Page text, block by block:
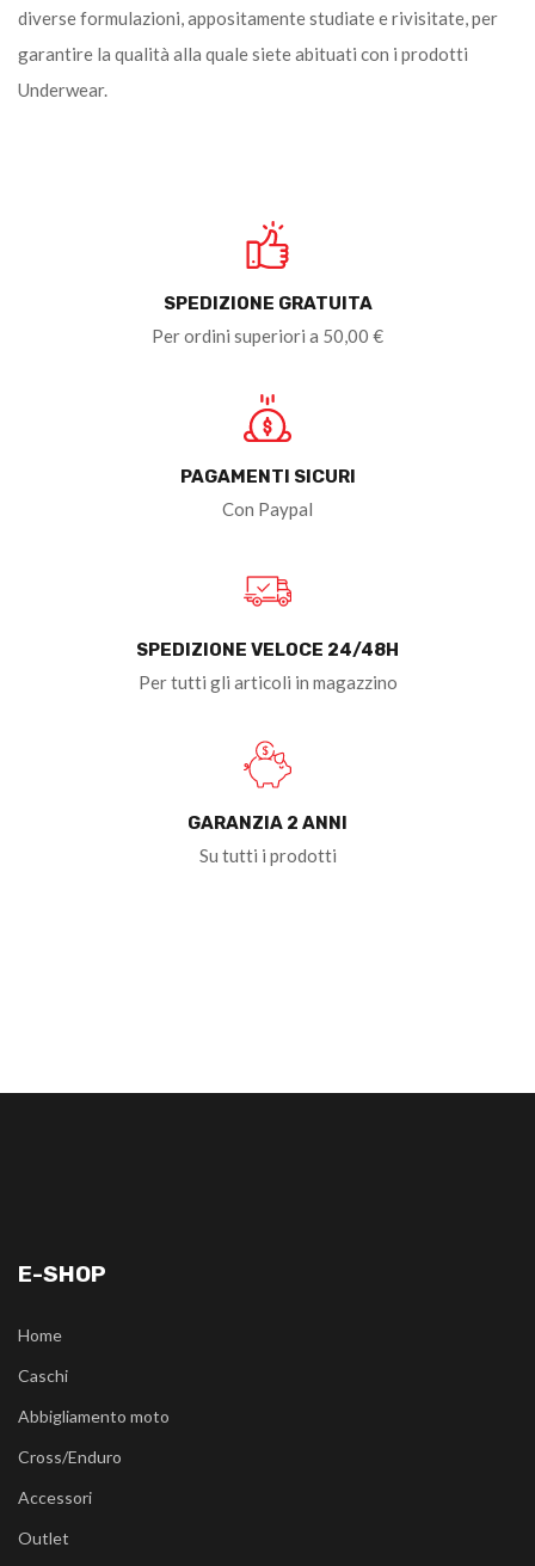
diverse formulazioni, appositamente studiate e rivisitate, per
garantire la qualità alla quale siete abituati con i prodotti
Underwear.
SPEDIZIONE GRATUITA
Per ordini superiori a 50,00 €
PAGAMENTI SICURI
Con Paypal
SPEDIZIONE VELOCE 24/48H
Per tutti gli articoli in magazzino
GARANZIA 2 ANNI
Su tutti i prodotti
E-SHOP
Home
Caschi
Abbigliamento moto
Cross/Enduro
Accessori
Outlet